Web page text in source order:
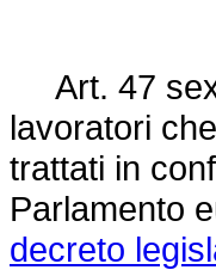
Art. 47
lavoratori
trattati in
Parlamento
decreto